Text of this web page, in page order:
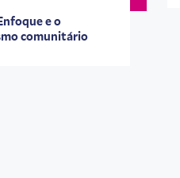
e o
comunitário